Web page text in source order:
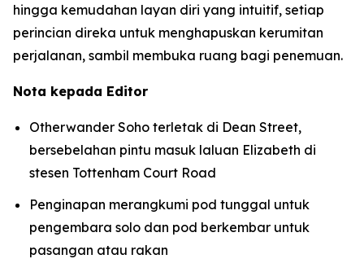
hingga kemudahan layan diri yang intuitif, setiap
perincian direka untuk menghapuskan kerumitan
perjalanan, sambil membuka ruang bagi penemuan.
Nota kepada Editor
Otherwander Soho terletak di Dean Street,
bersebelahan pintu masuk laluan Elizabeth di
stesen Tottenham Court Road
Penginapan merangkumi pod tunggal untuk
pengembara solo dan pod berkembar untuk
pasangan atau rakan